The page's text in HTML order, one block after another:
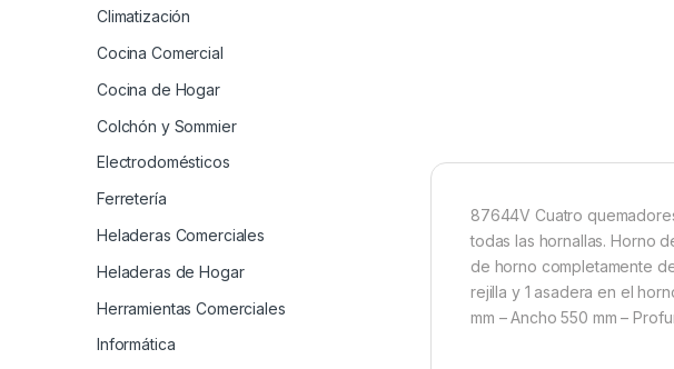
87644V Cuatro
todas las hornallas. Horno
de horno completamente
rejilla y 1 asadera en el
mm – Ancho 550 mm –
Climatización
Cocina Comercial
Cocina de Hogar
Colchón y Sommier
Electrodomésticos
Ferretería
Heladeras Comerciales
Heladeras de Hogar
Herramientas Comerciales
Informática